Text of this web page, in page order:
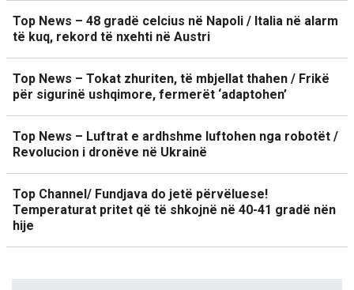
Top News – 48 gradë celcius në Napoli / Italia në alarm
të kuq, rekord të nxehti në Austri
Top News – Tokat zhuriten, të mbjellat thahen / Frikë
për sigurinë ushqimore, fermerët ‘adaptohen’
Top News – Luftrat e ardhshme luftohen nga robotët /
Revolucion i dronëve në Ukrainë
Top Channel/ Fundjava do jetë përvëluese!
Temperaturat pritet që të shkojnë në 40-41 gradë nën
hije